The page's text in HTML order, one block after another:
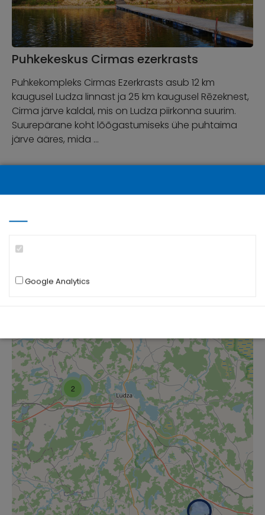
Puhkekeskus Cirmas ezerkrasts
Puhkekompleks Cirmas Ezerkrasts asub 12 km
kaugusel Ludza linnast ja 25 km kaugusel Rēzeknest,
Cirma järve kaldal, mis on Ludza piirkonna suurim.
Suurepärane koht lõõgastumiseks ühe puhtaima
järve ääres, mida …
2
Google Analytics